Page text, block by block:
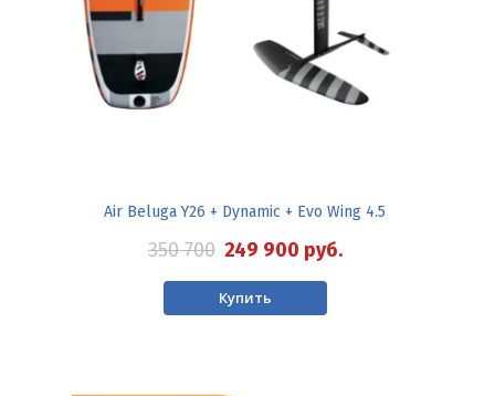
Air Beluga Y26 + Dynamic + Evo Wing 4.5
350 700 249 900 руб.
Купить